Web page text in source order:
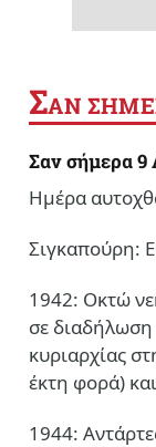
ΣΑΝ
Σαν σήμερα 9
Ημέρα
Σιγκαπούρη:
1942: Οκτώ
σε διαδήλωση
κυριαρχίας
έκτη φορά)
1944: